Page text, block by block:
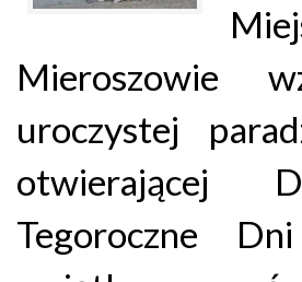
Mieroszowie
uroczystej
otwierającej
Tegoroczne